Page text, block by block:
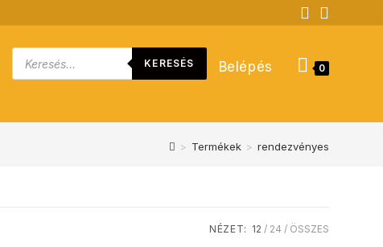
search
KERESÉS Belépés 0
> Termékek > rendezvényes
NÉZET: 12 24 ÖSSZES